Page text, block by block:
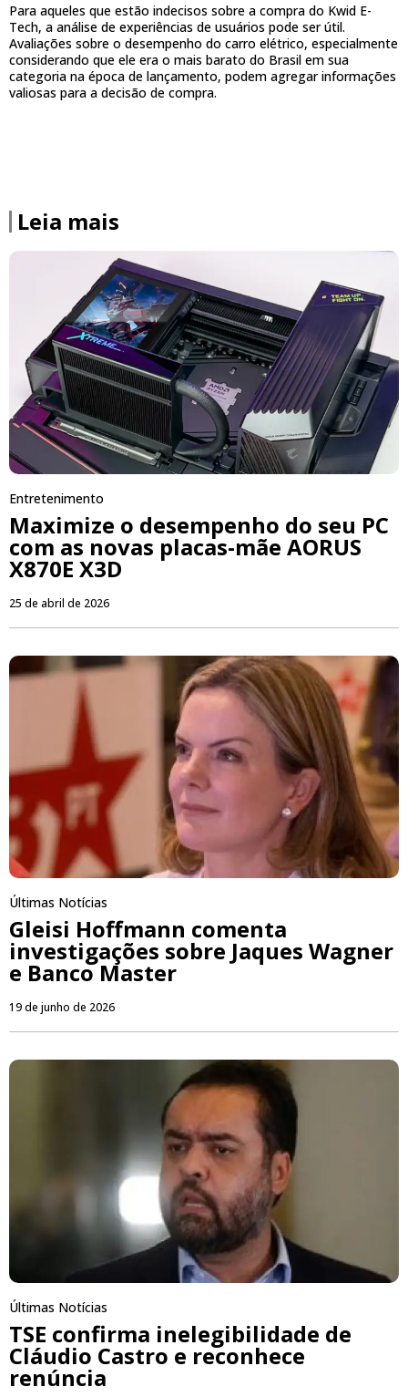
Para aqueles que estão indecisos sobre a compra do Kwid E-
Tech, a análise de experiências de usuários pode ser útil.
Avaliações sobre o desempenho do carro elétrico, especialmente
considerando que ele era o mais barato do Brasil em sua
categoria na época de lançamento, podem agregar informações
valiosas para a decisão de compra.
Leia mais
Entretenimento
Maximize o desempenho do seu PC
com as novas placas-mãe AORUS
X870E X3D
25 de abril de 2026
Últimas Notícias
Gleisi Hoffmann comenta
investigações sobre Jaques Wagner
e Banco Master
19 de junho de 2026
Últimas Notícias
TSE confirma inelegibilidade de
Cláudio Castro e reconhece
renúncia